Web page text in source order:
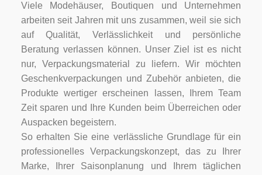
Viele Modehäuser, Boutiquen und Unternehmen
arbeiten seit Jahren mit uns zusammen, weil sie sich
auf Qualität, Verlässlichkeit und persönliche
Beratung verlassen können. Unser Ziel ist es nicht
nur, Verpackungsmaterial zu liefern. Wir möchten
Geschenkverpackungen und Zubehör anbieten, die
Produkte wertiger erscheinen lassen, Ihrem Team
Zeit sparen und Ihre Kunden beim Überreichen oder
Auspacken begeistern.
So erhalten Sie eine verlässliche Grundlage für ein
professionelles Verpackungskonzept, das zu Ihrer
Marke, Ihrer Saisonplanung und Ihrem täglichen